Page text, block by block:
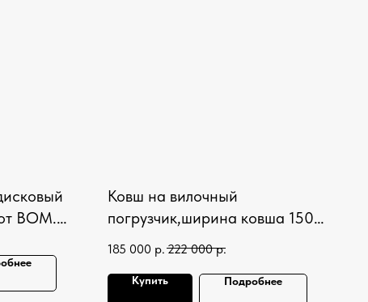
ВОМ.
Ковш на вилочный
погрузчик,ширина ковша 1500
мм, объем 1,0 м3
185 000 р. 222 000 р.
Купить Подробнее